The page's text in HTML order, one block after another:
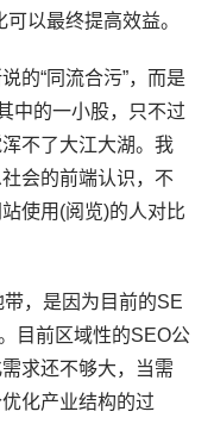
可以最终提高效益。
的“同流合污”，而是
中的一小股，只不过
不了大江大湖。我
会的前端认识，不
使用(阅览)的人对比
，是因为目前的SE
目前区域性的SEO公
求还不够大，当需
化产业结构的过